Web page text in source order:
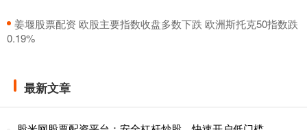
​姜堰股票配资 欧股主要指数收盘多数下跌 欧洲斯托克50指数跌
0.19%
最新文章